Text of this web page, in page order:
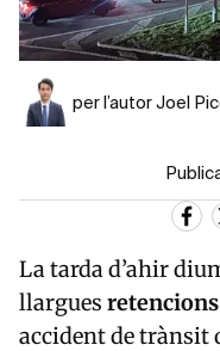
per l’autor Joel
La tarda d’ahir
llargues retencions
accident de trànsit